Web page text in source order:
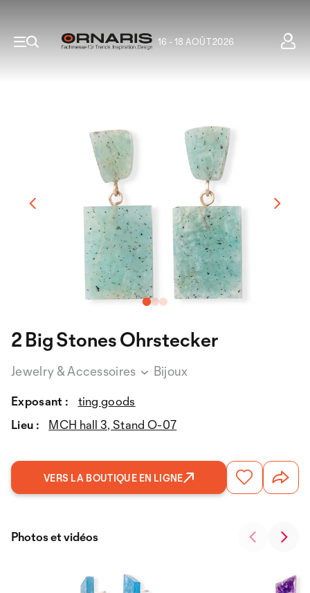
16 - 18 AOÛT 2026
2 Big Stones Ohrstecker
Jewelry & Accessoires Bijoux
Exposant :
ting goods
Lieu :
MCH hall 3, Stand O-07
VERS LA BOUTIQUE EN LIGNE
Photos et vidéos